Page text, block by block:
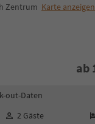
Zentrum Karte anzeigen
ab
out-Daten
2 Gäste